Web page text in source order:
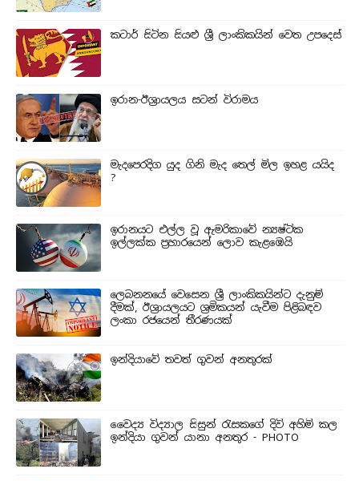
කටාර් සිටින සියළු ශ්‍රී ලාංකිකයින් වෙත උපදෙස්
ඉරාන-ඊශ්‍රායලය සටන් විරාමය
මැදපෙරදිග යුද ගිනි මැද තෙල් මිල ඉහළ යයිද
?
ඉරානයට එල්ල වූ ඇමරිකාවේ න්‍යෂ්ටික
ඉල්ලක්ක ප්‍රහාරයෙන් ලොව කැළඹෙයි
ලෙබනනයේ වෙසෙන ශ්‍රී ලාංකිකයින්ට දැනුම්
දීමක්, ඊශ්‍රායලයට ශ්‍රමිකයන් යැවීම පිළිබඳව
ලංකා රජයෙන් තීරණයක්
ඉන්දියාවේ තවත් ගුවන් අනතුරක්
වෛද්‍ය විද්‍යාල සිසුන් ‍රැසකගේ දිවි අහිමි කල
ඉන්දියා ගුවන් යානා අනතුර - PHOTO